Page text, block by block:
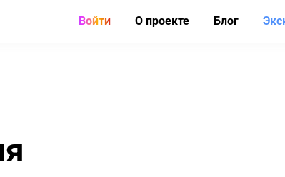
Войти О проекте Блог